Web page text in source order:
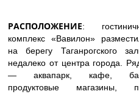
РАСПОЛОЖЕНИЕ:
комплекс «Вавилон»
на берегу Таганрогского
недалеко от центра города.
— аквапарк, кафе,
продуктовые магазины,